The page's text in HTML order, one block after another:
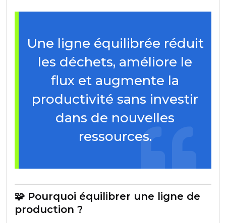
Une ligne équilibrée réduit
les déchets, améliore le
flux et augmente la
productivité sans investir
dans de nouvelles
ressources.
🧩 Pourquoi équilibrer une ligne de
production ?